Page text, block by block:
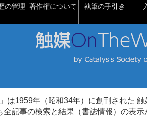
の管理 著作権について 執筆の手引き
は1959年（昭和34年）に創刊された 触
全記事の検索と結果（書誌情報）の表